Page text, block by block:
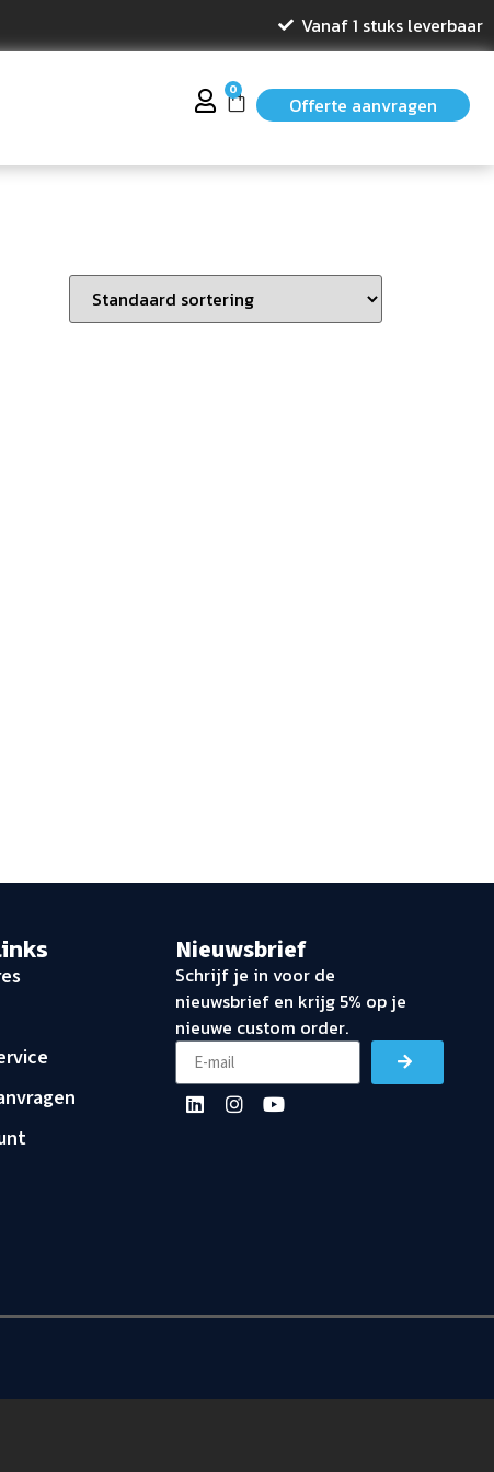
Vanaf 1 stuks leverbaar
0
Offerte aanvragen
Nieuwsbrief
Schrijf je in voor de
nieuwsbrief en krijg 5% op je
nieuwe custom order.